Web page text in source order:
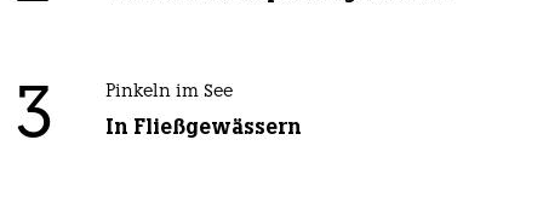
3 Pinkeln im See
In Fließgewässern